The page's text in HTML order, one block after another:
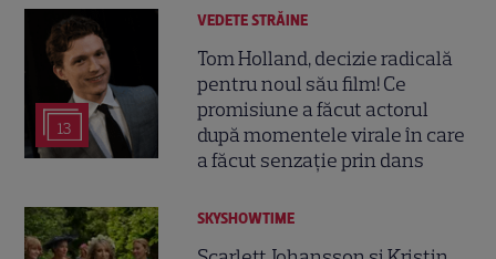
13
VEDETE STRĂINE
Tom Holland, decizie radicală
pentru noul său film! Ce
promisiune a făcut actorul
după momentele virale în care
a făcut senzație prin dans
SKYSHOWTIME